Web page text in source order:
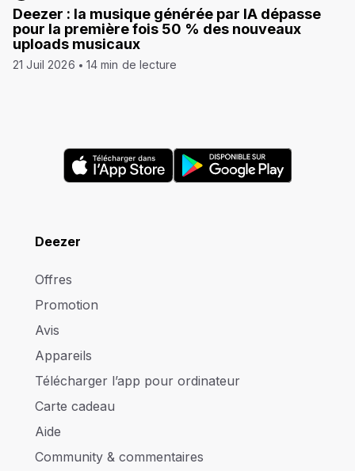
Deezer : la musique générée par IA dépasse
pour la première fois 50 % des nouveaux
uploads musicaux
21 Juil 2026 14 min de lecture
Deezer
Offres
Promotion
Avis
Appareils
Télécharger l’app pour ordinateur
Carte cadeau
Aide
Community & commentaires